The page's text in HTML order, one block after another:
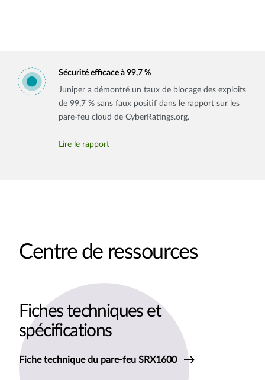
Sécurité efficace à 99,7 %
Juniper a démontré un taux de blocage des exploits
de 99,7 % sans faux positif dans le rapport sur les
pare-feu cloud de CyberRatings.org.
Lire le rapport
Centre de ressources
Fiches techniques et
spécifications
Fiche technique du pare-feu SRX1600